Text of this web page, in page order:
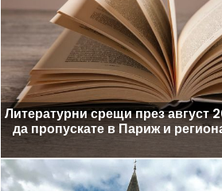
Литературни срещи през август
да пропускате в Париж и